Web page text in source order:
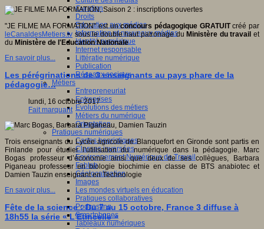
Curation
Droits
Education aux médias
Information et nouveaux médias
Identité numérique
Internet responsable
Littératie numérique
Publication
Réseaux sociaux
Métiers
Entrepreneuriat
Entreprises
Evolutions des métiers
Métiers du numérique
Orientation
Pratiques numériques
Cartes heuristiques
Classes inversées
Environnement Numérique de Travail
Fablab
Géolocalisation
Images
Les mondes virtuels en éducation
Pratiques collaboratives
Podcasting
Smartphones
Tableaux numériques
"JE FILME MA FORMATION" est unconcours pédagogique GRATUITcréé par
leCanaldesMetiers.tv sous le double haut patronage du Ministère du travailet
du Ministère de l'Education Nationale
En savoir plus...
Les pérégrinations de 3 enseignants au pays phare de la
pédagogie…
lundi, 16 octobre 2017
Fait marquant
Trois enseignants du Lycée agricole de Blanquefort en Gironde sont partis en
Finlande pour étudier l’utilisation du numérique dans la pédagogie. Marc
Bogas professeur d’économie ainsi que deux de ses collègues, Barbara
Piganeau professeur en biologie biochimie en classe de BTS anabiotec et
Damien Tauzin enseignant en Technologie
En savoir plus...
Fête de la science : Du 7 au 15 octobre, France 3 diffuse à
18h55 la série « L'Etincelle »